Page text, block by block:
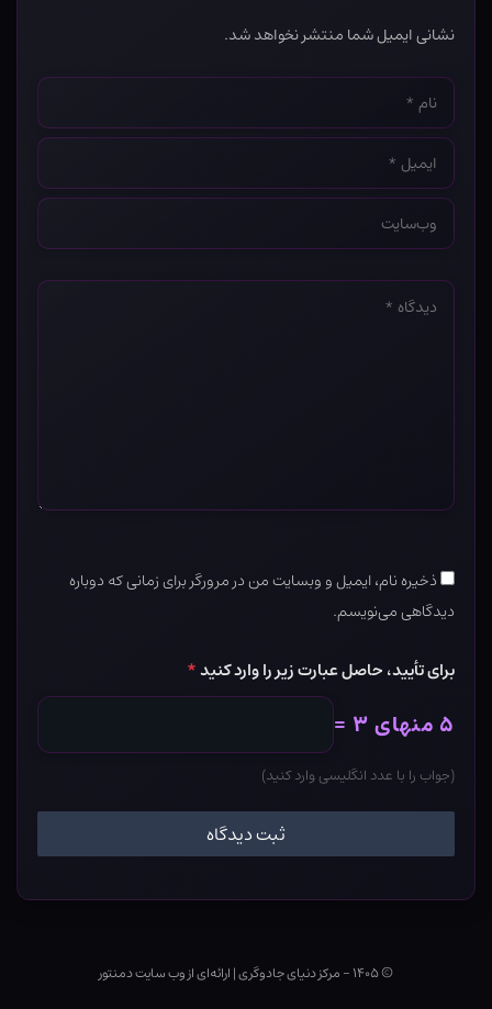
نشانی ایمیل شما منتشر نخواهد شد.
نام
*
ایمیل
*
وب‌سایت
*
دیدگاه
ذخیره نام، ایمیل و وبسایت من در مرورگر برای زمانی که دوباره
دیدگاهی می‌نویسم.
برای تأیید، حاصل عبارت زیر را وارد کنید*
۵ منهای ۳ =
(جواب را با عدد انگلیسی وارد کنید)
© ۱۴۰۵ - مرکز دنیای جادوگری |ارائه‌ای از وب ‌سایت دمنتور